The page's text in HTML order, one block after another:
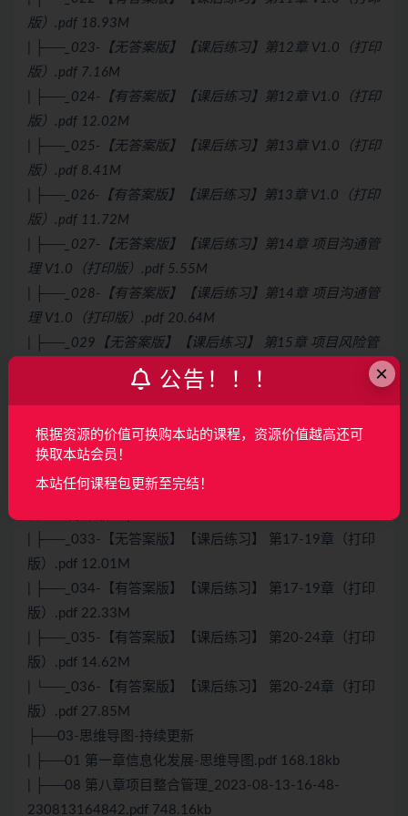
版）.pdf 18.93M
| ├──_023-【无答案版】【课后练习】第12章 V1.0（打印
版）.pdf 7.16M
| ├──_024-【有答案版】【课后练习】第12章 V1.0（打印
版）.pdf 12.02M
| ├──_025-【无答案版】【课后练习】第13章 V1.0（打印
版）.pdf 8.41M
| ├──_026-【有答案版】【课后练习】第13章 V1.0（打印
版）.pdf 11.72M
| ├──_027-【无答案版】【课后练习】第14章 项目沟通管
理 V1.0（打印版）.pdf 5.55M
| ├──_028-【有答案版】【课后练习】第14章 项目沟通管
理 V1.0（打印版）.pdf 20.64M
| ├──_029【无答案版】【课后练习】 第15章 项目风险管
理（打印版）.pdf 7.95M
【有答案版】【课后练习】 第15章 项目风险管
| ├──_031-【无答案版】【课后练习】 第16章 项目采购
| ├──_032-【有答案版】【课后练习】 第16章 项目采购
| ├──_033-【无答案版】【课后练习】 第17-19章（打印
版）.pdf 12.01M
| ├──_034-【有答案版】【课后练习】 第17-19章（打印
版）.pdf 22.33M
| ├──_035-【有答案版】【课后练习】 第20-24章（打印
版）.pdf 14.62M
| └──_036-【有答案版】【课后练习】 第20-24章（打印
版）.pdf 27.85M
├──03-思维导图-持续更新
| ├──01 第一章信息化发展-思维导图.pdf 168.18kb
| ├──08 第八章项目整合管理_2023-08-13-16-48-
230813164842.pdf 748.16kb
×
公告！！！
根据资源的价值可换购本站的课程，资源价值越高还可
换取本站会员！
本站任何课程包更新至完结！